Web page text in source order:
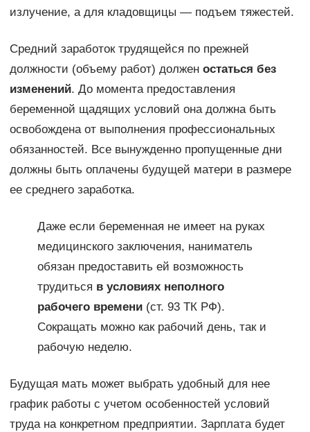
излучение, а для кладовщицы — подъем тяжестей.
Средний заработок трудящейся по прежней
должности (объему работ) должен остаться без
изменений. До момента предоставления
беременной щадящих условий она должна быть
освобождена от выполнения профессиональных
обязанностей. Все вынужденно пропущенные дни
должны быть оплачены будущей матери в размере
ее среднего заработка.
Даже если беременная не имеет на руках
медицинского заключения, наниматель
обязан предоставить ей возможность
трудиться в условиях неполного
рабочего времени(ст. 93 ТК РФ).
Сокращать можно как рабочий день, так и
рабочую неделю.
Будущая мать может выбрать удобный для нее
график работы с учетом особенностей условий
труда на конкретном предприятии. Зарплата будет